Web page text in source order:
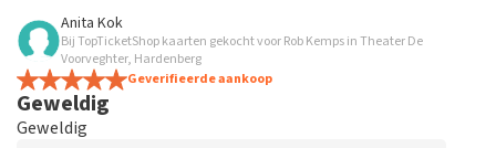
Beoordeling van Robin Joosten over
Goede ervaring
Anita Kok
Bij TopTicketShop kaarten gekocht voor Rob Kemps in Theater De
Voorveghter, Hardenberg
Geverifieerde aankoop
Geweldig
Geweldig